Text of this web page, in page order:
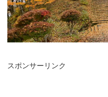
スポンサーリンク